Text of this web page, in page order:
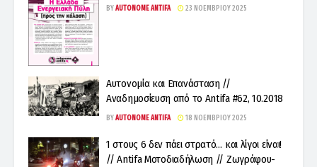
BYAUTONOME ANTIFA 23 ΝΟΕΜΒΡΊΟΥ 2025
Αυτονομία και Επανάσταση //
Αναδημοσίευση από το Antifa #62, 10.2018
BYAUTONOME ANTIFA 18 ΝΟΕΜΒΡΊΟΥ 2025
1 στους 6 δεν πάει στρατό… και λίγοι είναι!
// Antifa Μοτοδιαδήλωση // Ζωγράφου-